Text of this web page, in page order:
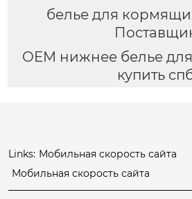
белье для
OEM нижнее белье
купить
Links: Мобильная скорость сайта
Мобильная скорость сайта